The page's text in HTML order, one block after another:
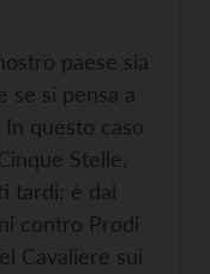
paese sia
se si pensa a
questo caso
Stelle,
tardi: è dai
contro Prodi
Cavaliere sui